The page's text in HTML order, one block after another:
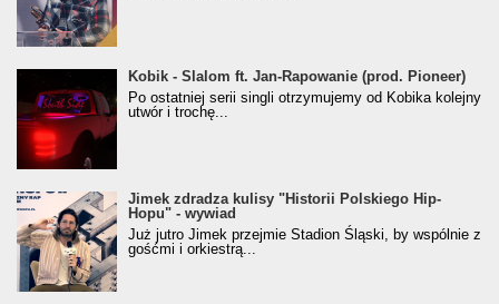
Kobik - Slalom ft. Jan-Rapowanie (prod. Pioneer)
[Official Music Visualiser]
Kobik - Slalom ft. Jan-Rapowanie (prod. Pioneer)
Po ostatniej serii singli otrzymujemy od Kobika kolejny
utwór i trochę...
Jimek zdradza kulisy "Historii Polskiego Hip-
Hopu" - wywiad
Jimek zdradza kulisy "Historii Polskiego Hip-
Hopu" - wywiad
Już jutro Jimek przejmie Stadion Śląski, by wspólnie z
gośćmi i orkiestrą...